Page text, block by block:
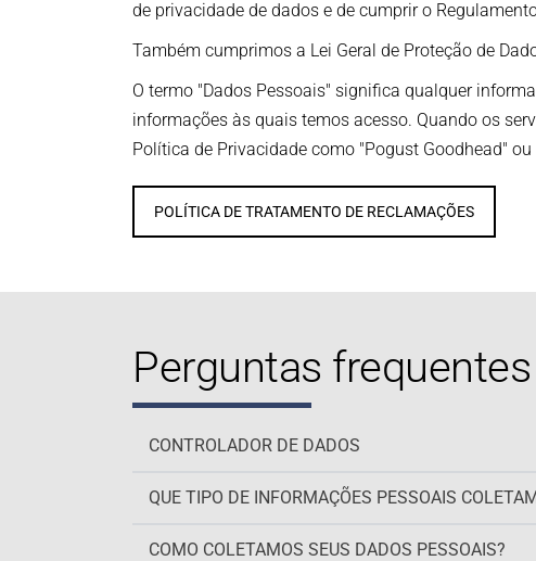
de privacidade de dados e de cumprir o
Também cumprimos a Lei Geral de Proteção de
O termo "Dados Pessoais" significa qualquer
informações às quais temos acesso. Quando os
Política de Privacidade como "Pogust Goodhead"
POLÍTICA DE TRATAMENTO DE RECLAMAÇÕES
Perguntas
CONTROLADOR DE DADOS
QUE TIPO DE INFORMAÇÕES PESSOAIS
COMO COLETAMOS SEUS DADOS PESSOAIS?